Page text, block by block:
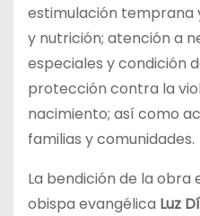
estimulación temprana
y nutrición; atención a
especiales y condición
protección contra la
nacimiento; así como
familias y comunidades.
La bendición de la obra
obispa evangélica Luz